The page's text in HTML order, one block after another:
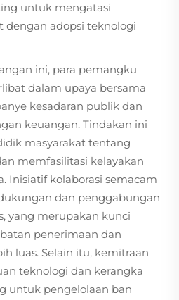
untuk mengatasi
dengan adopsi teknologi
ini, para pemangku
dalam upaya bersama
kesadaran publik dan
keuangan. Tindakan ini
masyarakat tentang
memfasilitasi kelayakan
Inisiatif kolaborasi semacam
dan penggabungan
yang merupakan kunci
penerimaan dan
luas. Selain itu, kemitraan
teknologi dan kerangka
untuk pengelolaan ban